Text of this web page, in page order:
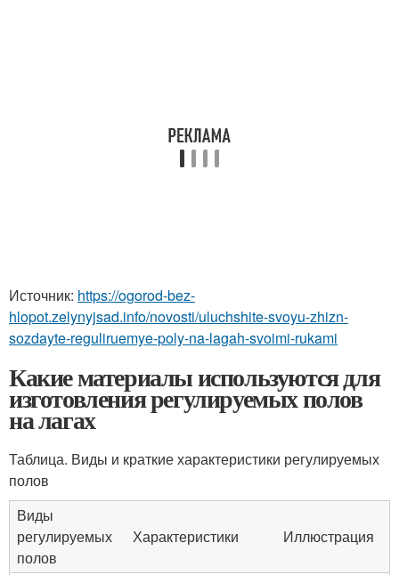
Источник: https://ogorod-bez-
hlopot.zelynyjsad.info/novosti/uluchshite-svoyu-zhizn-
sozdayte-reguliruemye-poly-na-lagah-svoimi-rukami
Какие материалы используются для
изготовления регулируемых полов
на лагах
Таблица. Виды и краткие характеристики регулируемых
полов
Виды
регулируемых
полов
Характеристики Иллюстрация